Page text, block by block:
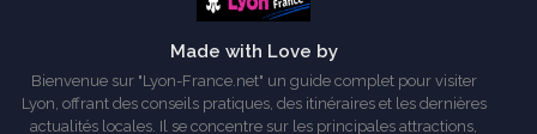
Made with Love by
Bienvenue sur "Lyon-France.net" un guide complet pour visiter
Lyon, offrant des conseils pratiques, des itinéraires et les dernières
actualités locales. Il se concentre sur les principales attractions,